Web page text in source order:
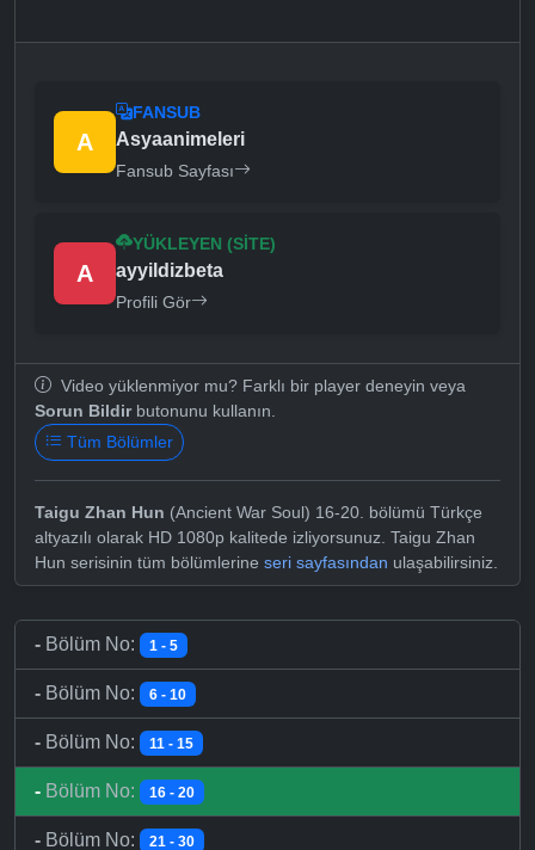
A
FANSUB
Asyaanimeleri
Fansub Sayfası
A
YÜKLEYEN (SITE)
ayyildizbeta
Profili Gör
Video yüklenmiyor mu? Farklı bir player deneyin veya
Sorun Bildirbutonunu kullanın.
Tüm Bölümler
Taigu Zhan Hun (Ancient War Soul) 16-20. bölümü Türkçe
altyazılı olarak HD 1080p kalitede izliyorsunuz. Taigu Zhan
Hun serisinin tüm bölümlerine seri sayfasından ulaşabilirsiniz.
- Bölüm No: 1 - 5
- Bölüm No: 6 - 10
- Bölüm No: 11 - 15
- Bölüm No: 16 - 20
- Bölüm No: 21 - 30